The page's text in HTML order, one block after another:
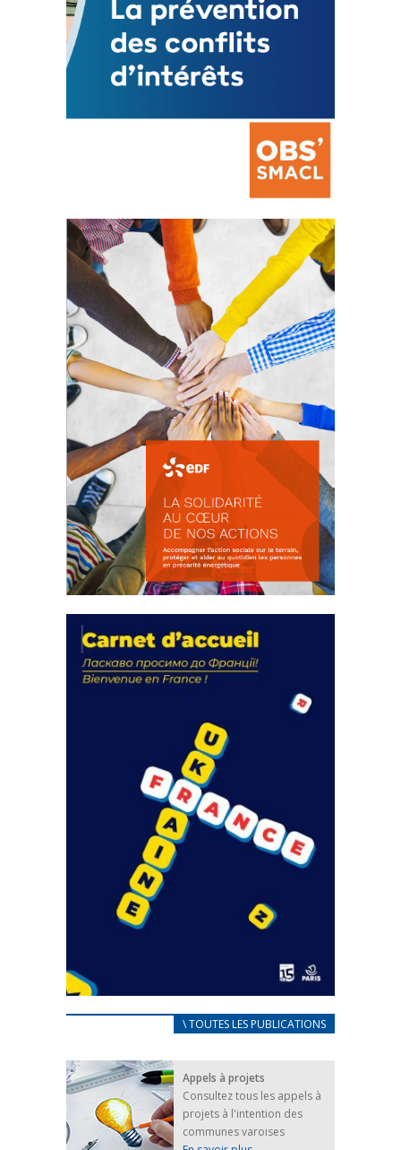
La prévention des conflits
d’intérêts
18 septembre 2023
FEUILLETER
actions
18 septembre 2023
FEUILLETER
CARNET D’ACCUEIL
25 avril 2022
Afin d’accompagner au mieux les réfugiés
ukrainiens arrivés en France,...
FEUILLETER
\ TOUTES LES PUBLICATIONS
Appels à projets
Consultez tous les appels à
projets à l'intention des
communes varoises